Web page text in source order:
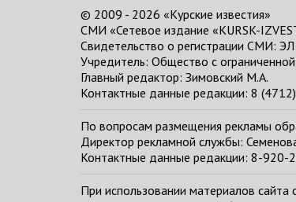
© 2009 - 2026 «Курские известия»
СМИ «Сетевое издание «KURSK-
Свидетельство о регистрации СМИ:
Учредитель: Общество с
Главный редактор: Зимовский М.А.
Контактные данные редакции: 8
По вопросам размещения рекламы
Директор рекламной службы:
Контактные данные редакции: 8-
При использовании материалов